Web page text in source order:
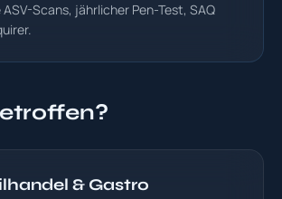
Scans, jährlicher Pen-Test, SAQ
& Gastro